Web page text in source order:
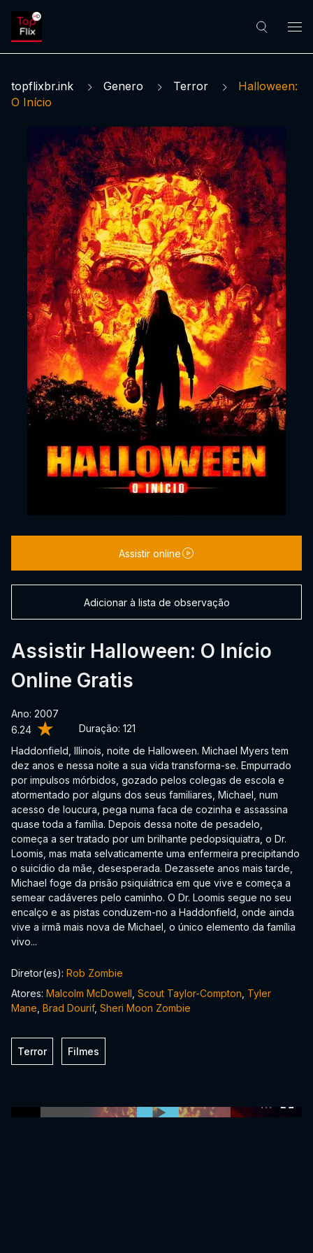
topflixbr.ink Genero Terror
Halloween:
O Início
6.24 Duração: 121
Assistir Halloween: O Início
Online Gratis
Ano: 2007
Haddonfield, Illinois, noite de Halloween. Michael Myers tem
dez anos e nessa noite a sua vida transforma-se. Empurrado
por impulsos mórbidos, gozado pelos colegas de escola e
atormentado por alguns dos seus familiares, Michael, num
acesso de loucura, pega numa faca de cozinha e assassina
quase toda a família. Depois dessa noite de pesadelo,
começa a ser tratado por um brilhante pedopsiquiatra, o Dr.
Loomis, mas mata selvaticamente uma enfermeira precipitando
o suicídio da mãe, desesperada. Dezassete anos mais tarde,
Michael foge da prisão psiquiátrica em que vive e começa a
semear cadáveres pelo caminho. O Dr. Loomis segue no seu
encalço e as pistas conduzem-no a Haddonfield, onde ainda
vive a irmã mais nova de Michael, o único elemento da família
vivo...
Assistir online
Adicionar à lista de observação
Diretor(es): Rob Zombie
Atores: Malcolm McDowell Scout Taylor-Compton Tyler
Mane Brad Dourif, Sheri Moon Zombie
Terror Filmes